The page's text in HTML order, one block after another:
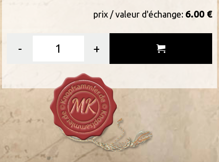
prix / valeur d'échange: 6.00 €
- +